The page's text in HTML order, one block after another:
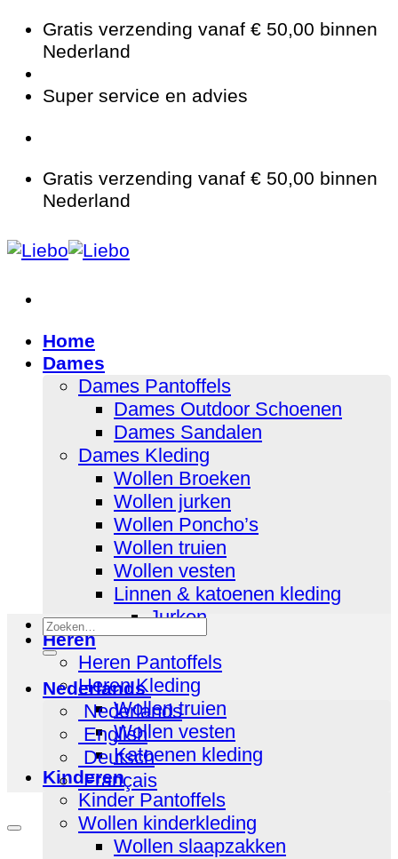
Ga
naar
inhoud
Gratis verzending vanaf € 50,00 binnen
Nederland
Super service en advies
Gratis verzending vanaf € 50,00 binnen
Nederland
Home
Dames
Dames Pantoffels
Dames Outdoor Schoenen
Dames Sandalen
Dames Kleding
Wollen Broeken
Wollen jurken
Wollen Poncho’s
Wollen truien
Wollen vesten
Linnen & katoenen kleding
Jurken
Heren
Heren Pantoffels
Heren Kleding
Wollen truien
Wollen vesten
Katoenen kleding
Kinderen
Kinder Pantoffels
Wollen kinderkleding
Wollen slaapzakken
Zoeken
naar:
Nederlands
Nederlands
English
Deutsch
Français